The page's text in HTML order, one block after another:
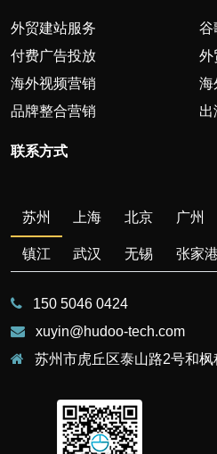
外贸建站服务
谷
付费广告投放
外
海外视频营销
海
品牌整合营销
出
联系方式
苏州 上海 北京 广州
镇江 武汉 无锡 张家港
150 5046 0424
xuyin@hudoo-tech.com
苏州市虎丘区泰山路2号和